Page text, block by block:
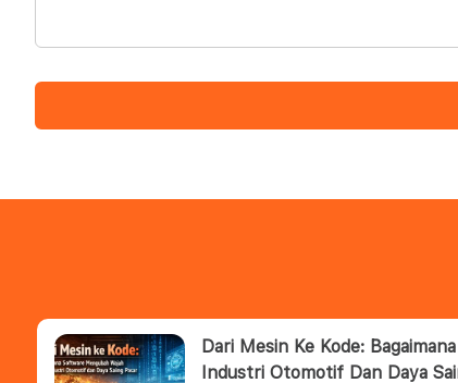
Dari Mesin Ke Kode:
Industri Otomotif Dan Daya